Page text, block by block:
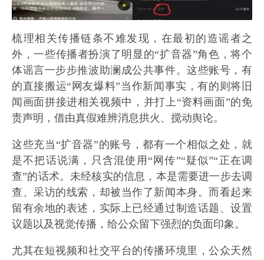
梳理相关传播链条不难发现，在最初的造谣者之
外，一些传播者扮演了明显的“扩音器”角色，将个
体谣言一步步推波助澜成公共事件。这些账号，有
的直接搬运“网友爆料”当作新闻事实，有的则将旧
闻画面拼接进相关视频中，并打上“资料画面”的免
责声明，借由真假难辨消息拱火、搅动舆论。
这些充当“扩音器”的账号，都有一个相似之处，就
是不把话说满，只含混使用“网传”“疑似”“正在调
查”的话术。未经核实的信息，本是需要进一步去调
查、采访的线索，却被当作了新闻本身。而看起来
留有余地的表述，实际上已经通过制造话题、设置
议题以及视觉传播，给公众留下强烈的负面印象。
尤其在短视频和社交平台的传播环境里，公众天然